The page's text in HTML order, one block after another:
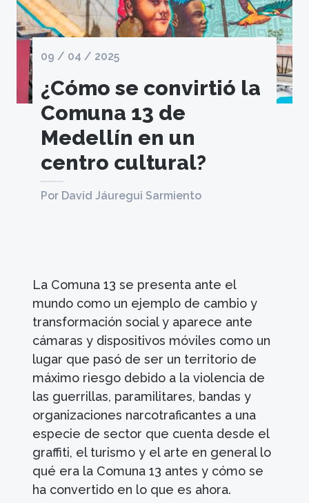
09 / 04 / 2025
¿Cómo se convirtió la
Comuna 13 de
Medellín en un
centro cultural?
Por David Jáuregui Sarmiento
La Comuna 13 se presenta ante el
mundo como un ejemplo de cambio y
transformación social y aparece ante
cámaras y dispositivos móviles como un
lugar que pasó de ser un territorio de
máximo riesgo debido a la violencia de
las guerrillas, paramilitares, bandas y
organizaciones narcotraficantes a una
especie de sector que cuenta desde el
graffiti, el turismo y el arte en general lo
qué era la Comuna 13 antes y cómo se
ha convertido en lo que es ahora.